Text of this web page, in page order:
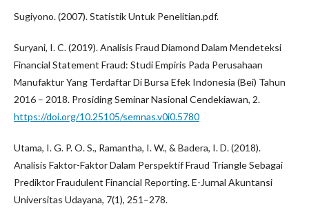
Sugiyono. (2007). Statistik Untuk Penelitian.pdf.
Suryani, I. C. (2019). Analisis Fraud Diamond Dalam Mendeteksi
Financial Statement Fraud: Studi Empiris Pada Perusahaan
Manufaktur Yang Terdaftar Di Bursa Efek Indonesia (Bei) Tahun
2016 – 2018. Prosiding Seminar Nasional Cendekiawan, 2.
https://doi.org/10.25105/semnas.v0i0.5780
Utama, I. G. P. O. S., Ramantha, I. W., & Badera, I. D. (2018).
Analisis Faktor-Faktor Dalam Perspektif Fraud Triangle Sebagai
Prediktor Fraudulent Financial Reporting. E-Jurnal Akuntansi
Universitas Udayana, 7(1), 251–278.